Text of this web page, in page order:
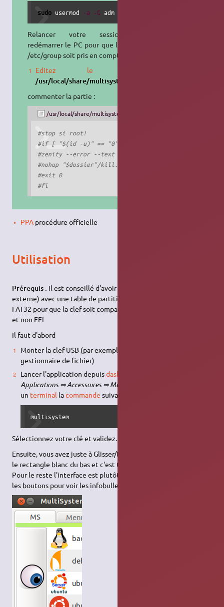
sudo usermod -a -G adm
Relancer votre session ou
redémarrer le PC pour que le fichier
/etc/group soit pris en compte.
Editez le fichier
/usr/local/share/multisystem/gui_multisystem.sh
commenter la partie :
/usr/local/share/multisystem/gui_multisystem.sh
#stop si root!
#if [ "$(id -u)" == "0" ]; then
#zenity --error --text "$(eval_gettext "Erreur: pas
#nohup "$dossier"/kill.sh&
#exit 0
#fi
PPAprocédure officielle
Utilisation
Prérequis : il est conseillé d'avoir une clef USB (ou disque SSD
externe) avec une table de partition MSDOS et formatté en
FAT32 pour que la clef soit compatible avec les installations EFI
et non EFI
Il faut d'abord
Monter la clef USB (par exemple en cliquant dessus dans le
gestionnaire de fichier)
Lancer l'application depuisdash
Applications ⇒ Accessoires ⇒ MultiSystem)
un terminal lacommande suivante:
multisystem
Sélectionnez votre clé et validez.
Ensuite, vous avez juste à Glisser/Déposer vos fichiers .iso dans
le rectangle blanc du bas et c'est tout !
Pour le reste l'interface est plutôt intuitive. Passer la souris sur
les boutons pour voir les infobulles.